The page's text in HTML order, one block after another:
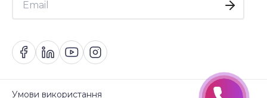
Умови використання